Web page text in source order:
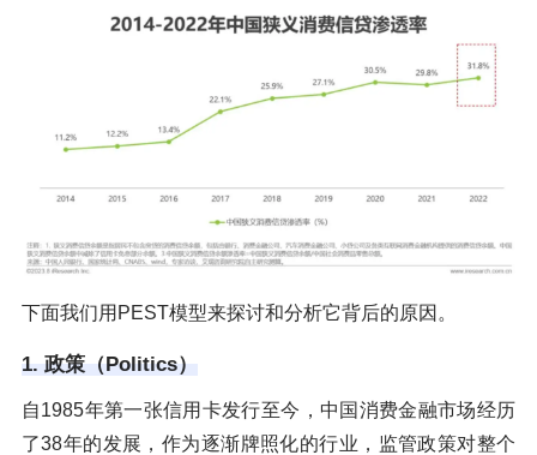
下面我们用PEST模型来探讨和分析它背后的原因。
1. 政策（Politics）
自1985年第一张信用卡发行至今，中国消费金融市场经历
了38年的发展，作为逐渐牌照化的行业，监管政策对整个